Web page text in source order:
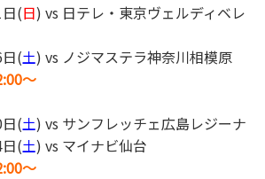
(日) vs 日テレ・東京ヴェルディベレ
(土) vs ノジマステラ神奈川相模原
～
(土) vs サンフレッチェ広島レジーナ
(土) vs マイナビ仙台
～